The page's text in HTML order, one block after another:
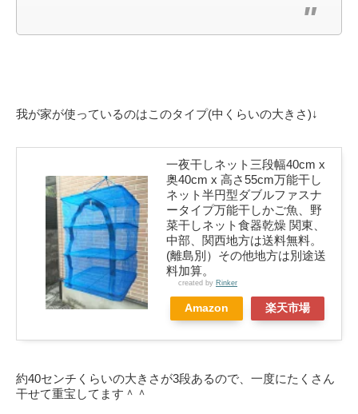
我が家が使っているのはこのタイプ(中くらいの大きさ)↓
一夜干しネット三段幅40cm x
奥40cm x 高さ55cm万能干し
ネット半円型ダブルファスナ
ータイプ万能干しかご魚、野
菜干しネット食器乾燥 関東、
中部、関西地方は送料無料。
(離島別）その他地方は別途送
料加算。
created by Rinker
Amazon 楽天市場
約40センチくらいの大きさが3段あるので、一度にたくさん
干せて重宝してます＾＾